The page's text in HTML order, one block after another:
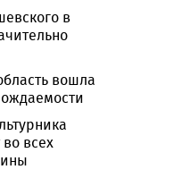
в
вошла
всех